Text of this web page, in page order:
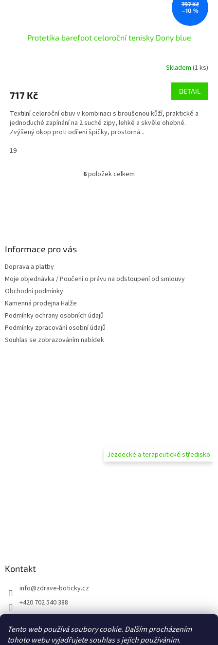
Tento web používá soubory cookie. Dalším procházením
tohoto webu vyjadřujete souhlas s jejich používáním.
797 Kč
–10 %
Protetika barefoot celoroční tenisky Dony blue
Skladem (1 ks)
717 Kč DETAIL
Textilní celoroční obuv v kombinaci s broušenou kůží, praktické a
jednoduché zapínání na 2 suché zipy, lehké a skvěle ohebné.
Zvýšený okop proti odření špičky, prostorná...
19
O
d
k
6položek celkem
Informace pro vás
Doprava a platby
Moje objednávka / Poučení o právu na odstoupení od smlouvy
Obchodní podmínky
Kamenná prodejna Halže
Podmínky ochrany osobních údajů
Podmínky zpracování osobní údajů
Souhlas se zobrazováním nabídek
Jezdecké a terapeutické středisko
Kontakt
info@zdrave-boticky.cz
+420 702 540 388
@zdraveboticky
zdraveboticky